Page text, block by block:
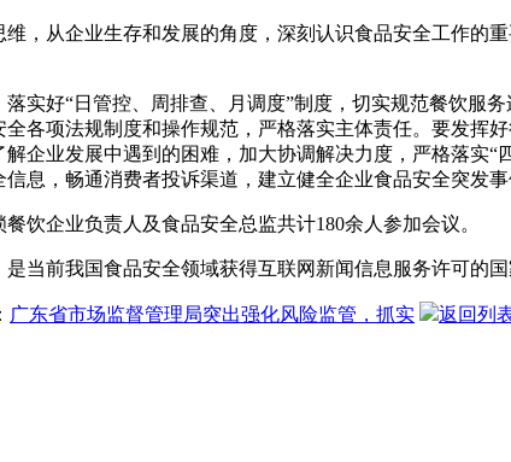
从企业生存和发展的角度，深刻认识食品安全工作的
好“日管控、周排查、月调度”制度，切实规范餐饮服
各项法规制度和操作规范，严格落实主体责任。要发挥
企业发展中遇到的困难，加大协调解决力度，严格落实
息，畅通消费者投诉渠道，建立健全企业食品安全突发
企业负责人及食品安全总监共计180余人参加会议。
前我国食品安全领域获得互联网新闻信息服务许可的国
广东省市场监督管理局突出强化风险监管，抓实 返回列